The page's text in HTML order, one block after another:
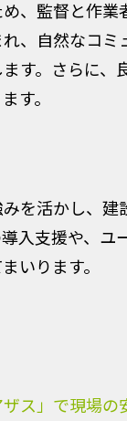
、監督と作
、自然なコ
す。さらに
す。
を活かし、
入支援や、
いります。
ス」で現場の